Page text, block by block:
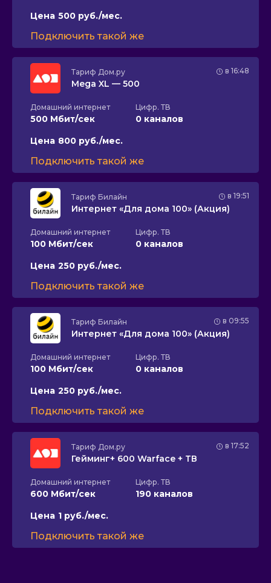
Цена 500 руб./мес.
Подключить такой же
в 16:48
Тариф Дом.ру
Mega XL — 500
Домашний интернет
500 Мбит/сек
Цифр. ТВ
0 каналов
Цена 800 руб./мес.
Подключить такой же
в 19:51
Тариф Билайн
Интернет «Для дома 100» (Акция)
Домашний интернет
100 Мбит/сек
Цифр. ТВ
0 каналов
Цена 250 руб./мес.
Подключить такой же
в 09:55
Тариф Билайн
Интернет «Для дома 100» (Акция)
Домашний интернет
100 Мбит/сек
Цифр. ТВ
0 каналов
Цена 250 руб./мес.
Подключить такой же
в 17:52
Тариф Дом.ру
Гейминг+ 600 Warface + ТВ
Домашний интернет
600 Мбит/сек
Цифр. ТВ
190 каналов
Цена 1 руб./мес.
Подключить такой же